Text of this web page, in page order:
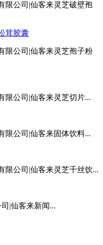
限公司|仙客来灵芝破壁孢
茸胶囊
限公司|仙客来灵芝孢子粉
限公司|仙客来灵芝切片...
限公司|仙客来固体饮料...
限公司|仙客来灵芝千丝饮...
|仙客来新闻...